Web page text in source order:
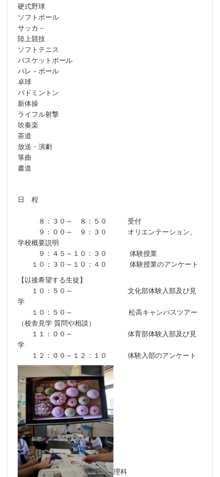
硬式野球
ソフトボール
サッカ－
陸上競技
ソフトテニス
バスケットボール
バレ－ボール
卓球
バドミントン
新体操
ライフル射撃
吹奏楽
茶道
放送・演劇
箏曲
書道
日 程
８：３０～ ８：５０ 受付
９：００～ ９：３０ オリエンテーション、
学校概要説明
９：４５～１０：３０ 体験授業
１０：３０～１０：４０ 体験授業のアンケート
【以後希望する生徒】
１０：５０～ 文化部体験入部及び見
学
１０：５０～ 松高キャンパスツアー
（校舎見学 質問や相談）
１１：００～ 体育部体験入部及び見
学
１２：００～１２：１０ 体験入部のアンケート
理科